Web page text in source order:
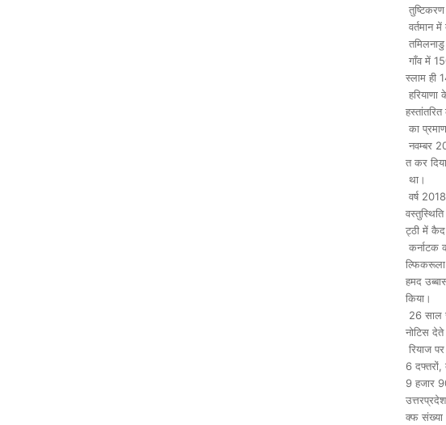
वर्तमान
गाँव में
स्लाम ही
का
नवम्बर
त कर
था।
वर्ष
ट्ठी में
कर्नाटक
हमद
किया।
26 साल
नोटिस
रियाज
6
9 हजार
क्फ संख्या